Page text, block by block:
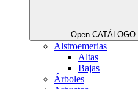
Open CATÁLOGO
Alstroemerias
Altas
Bajas
Árboles